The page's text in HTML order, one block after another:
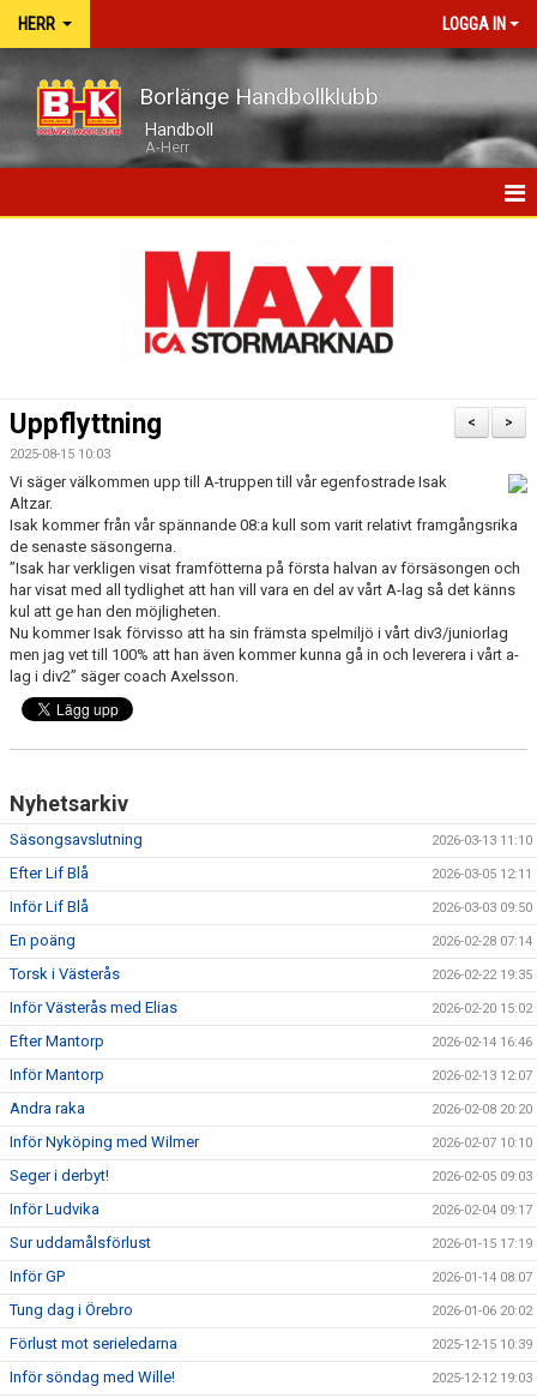
HERR LOGGA IN
Borlänge Handbollklubb
Handboll
A-Herr
KALENDER
BILDGALLERI
DOKUMENT
KONTAKT
BORLÄNGE HK FÖRSÄSONGSCUP
>
<
Uppflyttning
2025-08-15 10:03
Vi säger välkommen upp till A-truppen till vår egenfostrade Isak
Altzar.
Isak kommer från vår spännande 08:a kull som varit relativt framgångsrika
de senaste säsongerna.
”Isak har verkligen visat framfötterna på första halvan av försäsongen och
har visat med all tydlighet att han vill vara en del av vårt A-lag så det känns
kul att ge han den möjligheten.
Nu kommer Isak förvisso att ha sin främsta spelmiljö i vårt div3/juniorlag
men jag vet till 100% att han även kommer kunna gå in och leverera i vårt a-
lag i div2” säger coach Axelsson.
Nyhetsarkiv
Säsongsavslutning 2026-03-13 11:10
Efter Lif Blå 2026-03-05 12:11
Inför Lif Blå 2026-03-03 09:50
En poäng 2026-02-28 07:14
Torsk i Västerås 2026-02-22 19:35
Inför Västerås med Elias 2026-02-20 15:02
Efter Mantorp 2026-02-14 16:46
Inför Mantorp 2026-02-13 12:07
Andra raka 2026-02-08 20:20
Inför Nyköping med Wilmer 2026-02-07 10:10
Seger i derbyt! 2026-02-05 09:03
Inför Ludvika 2026-02-04 09:17
Sur uddamålsförlust 2026-01-15 17:19
Inför GP 2026-01-14 08:07
Tung dag i Örebro 2026-01-06 20:02
Förlust mot serieledarna 2025-12-15 10:39
Inför söndag med Wille! 2025-12-12 19:03